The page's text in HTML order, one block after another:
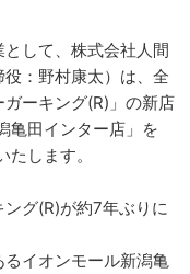
して、株式会社人間
：野村康太）は、全
ーキング(R)」の新店
亀田インター店」を
します。
グ(R)が約7年ぶりに
イオンモール新潟亀